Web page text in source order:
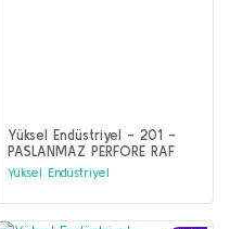
Yüksel Endüstriyel - 201 -
PASLANMAZ PERFORE RAF
Yüksel Endüstriyel